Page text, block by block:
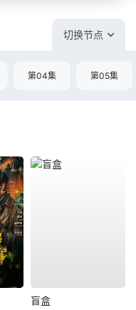
切换节点
第04集 第05集
盲盒